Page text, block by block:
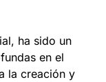
ha sido un
en el
la creación y